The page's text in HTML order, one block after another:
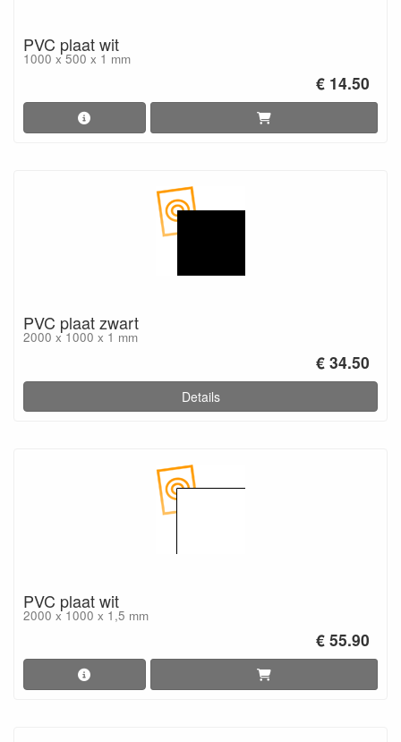
PVC plaat wit
1000 x 500 x 1 mm
€ 14.50
PVC plaat zwart
2000 x 1000 x 1 mm
€ 34.50
Details
PVC plaat wit
2000 x 1000 x 1,5 mm
€ 55.90